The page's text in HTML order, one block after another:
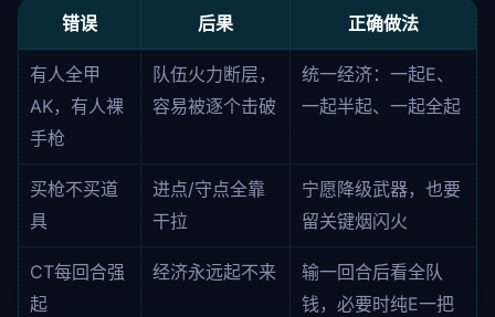
错误 后果 正确做法
有人全甲
AK，有人裸
手枪
队伍火力断层，
容易被逐个击破
统一经济：一起E、
一起半起、一起全起
买枪不买道
具
进点/守点全靠
干拉
宁愿降级武器，也要
留关键烟闪火
CT每回合强
起
经济永远起不来
输一回合后看全队
钱，必要时纯E一把